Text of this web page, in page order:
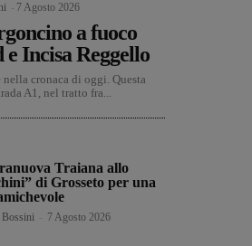
7 Agosto 2026
a fuoco
Incisa Reggello
cronaca di oggi. Questa
A1, nel tratto fra...
Traiana allo
di Grosseto per una
Bossini 7 Agosto 2026